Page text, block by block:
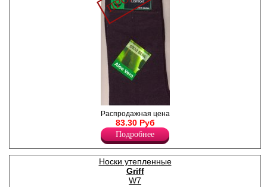
Носки мужские с алоэ-вера,
резинка "пресс-контроль",
усиленные пятка и мысок.
Лайкра 5%
Полиамид 15%
Хлопок 80%
Распродажная цена
83.30 Руб
Подробнее
Носки утепленные
Griff
W7